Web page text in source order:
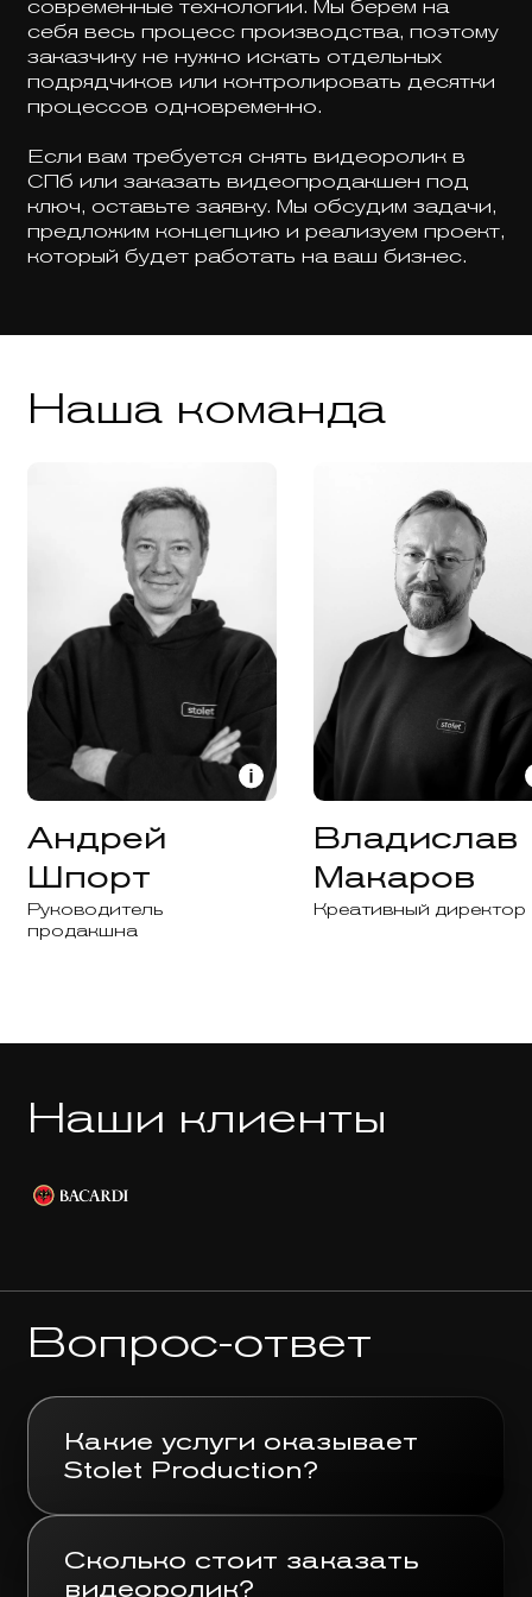
современные технологии. Мы берем на
себя весь процесс производства, поэтому
заказчику не нужно искать отдельных
подрядчиков или контролировать десятки
процессов одновременно.
Если вам требуется снять видеоролик в
СПб или заказать видеопродакшен под
ключ, оставьте заявку. Мы обсудим задачи,
предложим концепцию и реализуем проект,
который будет работать на ваш бизнес.
Наша команда
Андрей
Шпорт
Руководитель
продакшна
Владислав
Макаров
Креативный директор
Наши клиенты
Вопрос-ответ
Какие услуги оказывает
Stolet Production?
коммерческая, социальная
Сколько стоит заказать
видеоролик?